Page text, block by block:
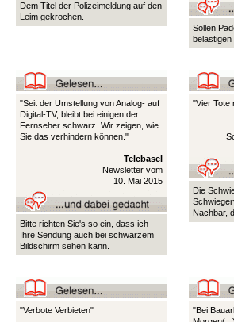
Dem Titel der Polizeimeldung auf den
Leim gekrochen.
Sollen
belästigen
"Seit der Umstellung von Analog- auf
Digital-TV, bleibt bei einigen der
Fernseher schwarz. Wir zeigen, wie
Sie das verhindern können."
Telebasel
Newsletter vom
10. Mai 2015
Bitte richten Sie's so ein, dass ich
Ihre Sendung auch bei schwarzem
Bildschirm sehen kann.
"Vier Tote
Die
Nachbar,
"Verbote Verbieten"
"Bei